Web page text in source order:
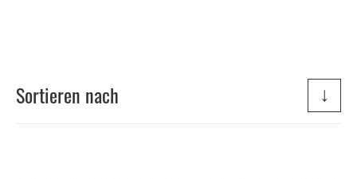
Sortieren nach ↓